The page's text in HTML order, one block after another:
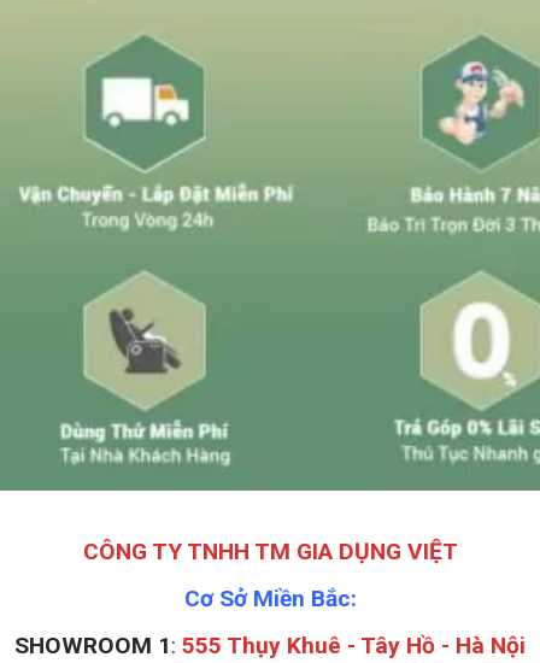
CÔNG TY TNHH TM GIA DỤNG VIỆT
Cơ Sở Miền Bắc:
SHOWROOM 1: 555 Thụy Khuê - Tây Hồ - Hà Nội